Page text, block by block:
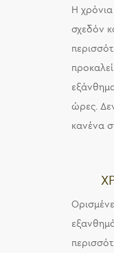
Η
σχεδόν
ώρες.
κανένα